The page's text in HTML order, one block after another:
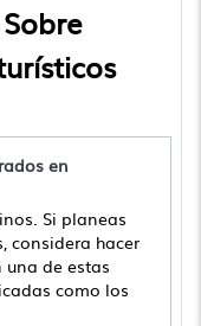
en
Si planeas
considera hacer
una de estas
como los